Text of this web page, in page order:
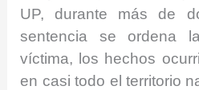
UP, durante más de
sentencia se ordena
víctima, los hechos
en casi todo el territorio